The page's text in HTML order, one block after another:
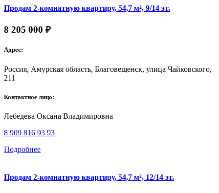
Продам 2-комнатную квартиру, 54,7 м², 9/14 эт.
8 205 000 ₽
Адрес:
Россия, Амурская область, Благовещенск, улица Чайковского,
211
Контактное лицо:
Лебедева Оксана Владимировна
8 909 816 93 93
Подробнее
Продам 2-комнатную квартиру, 54,7 м², 12/14 эт.